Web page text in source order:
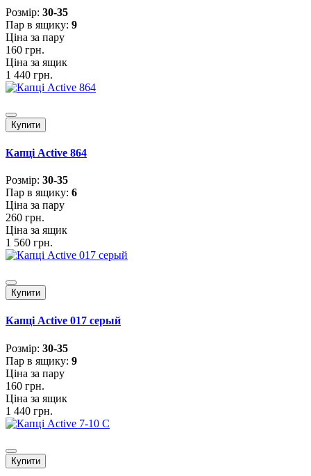
Розмiр: 30-35
Пар в ящику: 9
Ціна за пару
160 грн.
Ціна за ящик
1 440 грн.
Купити
Капці Active 864
Розмiр: 30-35
Пар в ящику: 6
Ціна за пару
260 грн.
Ціна за ящик
1 560 грн.
Купити
Капці Active 017 серый
Розмiр: 30-35
Пар в ящику: 9
Ціна за пару
160 грн.
Ціна за ящик
1 440 грн.
Купити